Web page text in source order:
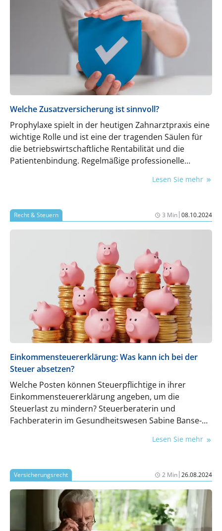
Rahmenbedingungen für die erfolgreiche Integration
in die allgemeinzahnärztliche Praxis.
Welche Zusatzversicherung ist sinnvoll?
Prophylaxe spielt in der heutigen Zahnarztpraxis eine
wichtige Rolle und ist eine der tragenden Säulen für
die betriebswirtschaftliche Rentabilität und die
Patientenbindung. Regelmäßige professionelle
Zahngesundheit, sondern hilft auch, langfristige
vermeiden. Dieser Beitrag gibt einen Überblick zum
Thema Zahnzusatzversicherungen mit PZR-Flatrates.
Lesen Sie mehr
Recht & Steuern 3 Min|08.10.2024
Einkommensteuererklärung: Was kann ich bei der
Steuer absetzen?
Welche Posten können Steuerpflichtige in ihrer
Einkommensteuererklärung angeben, um die
Steuerlast zu mindern? Steuerberaterin und
Fachberaterin im Gesundheitswesen Sabine Banse-
Lesen Sie mehr
Versicherungsrecht 2 Min|26.08.2024